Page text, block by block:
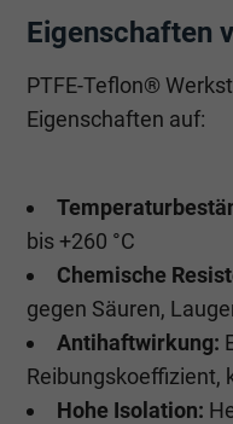
Eigenschaften
PTFE-Teflon®
Eigenschaften auf:
bis +260 °C
Chemische
gegen Säuren,
Antihaftwirkung:
Reibungskoeffizient,
Hohe Isolation: